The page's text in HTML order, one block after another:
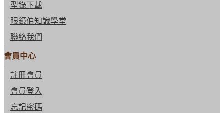
型錄下載
眼鏡伯知識學堂
聯絡我們
會員中心
註冊會員
會員登入
忘記密碼